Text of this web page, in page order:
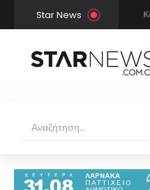
Star News